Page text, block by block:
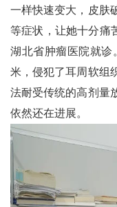
一样快速变大，皮肤
等症状，让她十分痛
湖北省肿瘤医院就诊
米，侵犯了耳周软组
法耐受传统的高剂量
依然还在进展。